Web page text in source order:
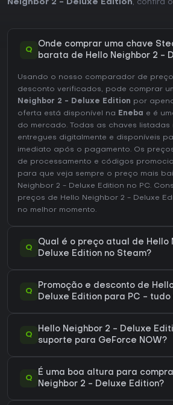
Neighbor 2 - Deluxe Edition, confira
Q
Onde comprar uma chave
barata de Hello Neighbor 2 -
Usando o nosso comparador de
desconto verificados, pode comprar
Neighbor 2 - Deluxe Edition por
oferta está disponível na Eneba e é
do mercado. Todas as chaves listadas
entregues digitalmente e disponíveis
imediato após o pagamento. Os
de processamento e códigos
para que veja sempre o preço mais
Neighbor 2 - Deluxe Edition no PC.
preços de Hello Neighbor 2 - Deluxe
no melhor momento.
Q
Qual é o preço atual de Hello
Deluxe Edition no Steam?
Q
Promoção e desconto de
Deluxe Edition para PC - tudo
Q
Hello Neighbor 2 - Deluxe
suporte para GeForce NOW?
Q
É uma boa altura para
Neighbor 2 - Deluxe Edition?